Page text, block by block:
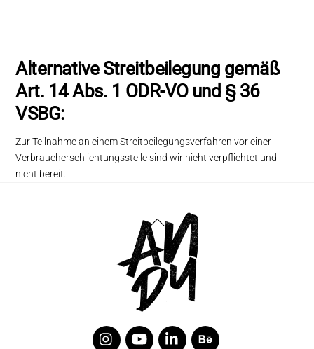
Alternative Streitbeilegung gemäß
Art. 14 Abs. 1 ODR-VO und § 36
VSBG:
Zur Teilnahme an einem Streitbeilegungsverfahren vor einer
Verbraucherschlichtungsstelle sind wir nicht verpflichtet und
nicht bereit.
Back
To
Top
Twitter YouTube Linkedin